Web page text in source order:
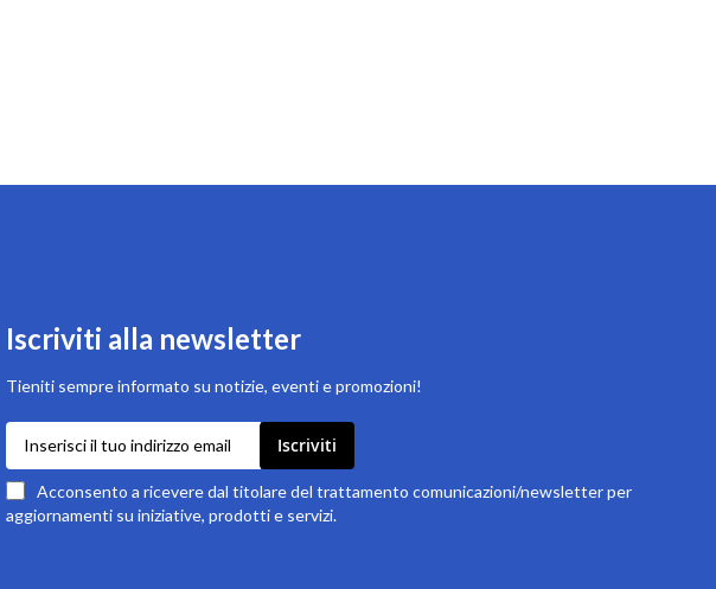
Iscriviti alla newsletter
Tieniti sempre informato su notizie, eventi e promozioni!
Iscriviti
alla
nostra
newsletter:
Iscriviti
Acconsento a ricevere dal titolare del trattamento comunicazioni/newsletter per
aggiornamenti su iniziative, prodotti e servizi.